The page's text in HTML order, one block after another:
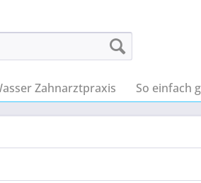
Zahnarztpraxis So einfach